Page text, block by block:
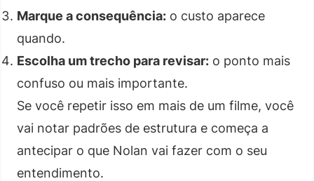
Marque a consequência: o custo aparece
quando.
Escolha um trecho para revisar: o ponto mais
confuso ou mais importante.
Se você repetir isso em mais de um filme, você
vai notar padrões de estrutura e começa a
antecipar o que Nolan vai fazer com o seu
entendimento.